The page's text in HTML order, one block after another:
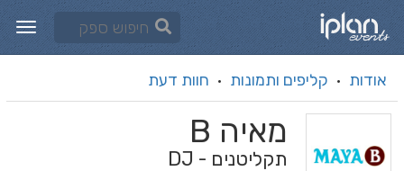
אודות · קליפים ותמונות · חוות דעת
מאיה B
תקליטנים - DJ